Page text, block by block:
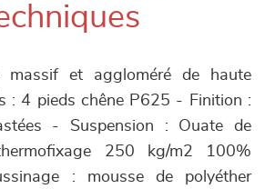
massif et aggloméré de haute
: 4 pieds chêne P625 - Finition :
- Suspension : Ouate de
250 kg/m2 100%
: mousse de polyéther